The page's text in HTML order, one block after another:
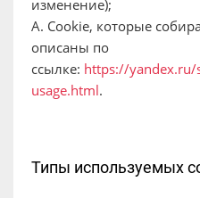
изменение);
А. Cookie, которые
описаны по
ссылке: https://yandex.ru/
usage.html.
Типы используемых